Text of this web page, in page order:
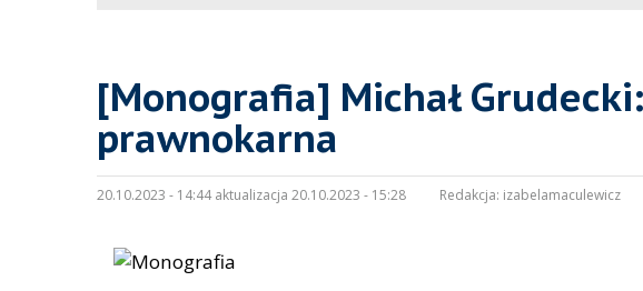
[Monografia] Michał
prawnokarna
20.10.2023 - 14:44 aktualizacja 20.10.2023 - 15:28 Redakcja: izabelamaculewicz